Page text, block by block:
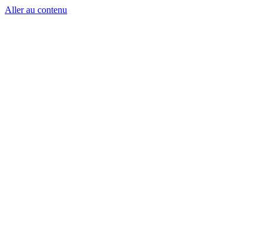
Aller au contenu